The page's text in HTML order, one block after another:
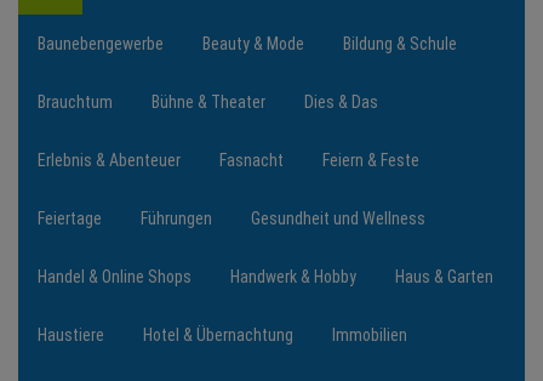
BRANCHEN
NEWS
TERMINE
ANGEBOTE
JOBS
Baunebengewerbe Beauty & Mode Bildung & Schule
Brauchtum Bühne & Theater Dies & Das
Erlebnis & Abenteuer Fasnacht Feiern & Feste
Feiertage Führungen Gesundheit und Wellness
Handel & Online Shops Handwerk & Hobby Haus & Garten
Haustiere Hotel & Übernachtung Immobilien